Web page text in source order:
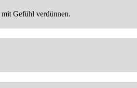
mit Gefühl verdünnen.